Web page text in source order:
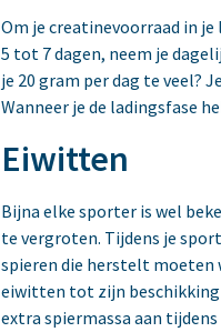
Om je creatinevoorraad in je
5 tot 7 dagen, neem je
je 20 gram per dag te veel?
Wanneer je de ladingsfase
Eiwitten
Bijna elke sporter is wel
te vergroten. Tijdens je
spieren die herstelt moeten
eiwitten tot zijn beschikking
extra spiermassa aan